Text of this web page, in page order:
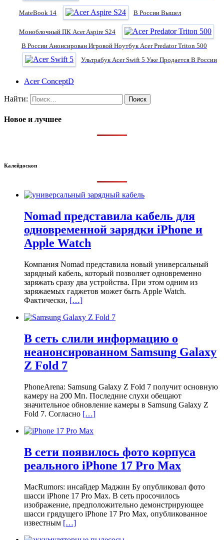
MateBook 14 В России Вышел
Моноблочный ПК Acer Aspire S24
В России Анонсирован Игровой Ноутбук Acer Predator Triton 500
Ультрабук Acer Swift 5 Уже Продается В России
Acer ConceptD
Найти:
Новое и лучшее
Калейдоскоп
Nomad представила кабель для
одновременной зарядки iPhone и
Apple Watch
Компания Nomad представила новый универсальный
зарядный кабель, который позволяет одновременно
заряжать сразу два устройства. При этом одним из
заряжаемых гаджетов может быть Apple Watch.
Фактически, […]
В сеть слили информацию о
неанонсированном Samsung Galaxy
Z Fold 7
PhoneArena: Samsung Galaxy Z Fold 7 получит основную
камеру на 200 Мп. Последние слухи обещают
значительное обновление камеры в Samsung Galaxy Z
Fold 7. Согласно […]
В сети появилось фото корпуса
реального iPhone 17 Pro Max
MacRumors: инсайдер Маджин Бу опубликовал фото
шасси iPhone 17 Pro Max. В сеть просочилось
изображение, предположительно демонстрирующее
шасси грядущего iPhone 17 Pro Max, опубликованное
известным […]